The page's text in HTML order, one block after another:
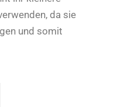
da sie
und somit